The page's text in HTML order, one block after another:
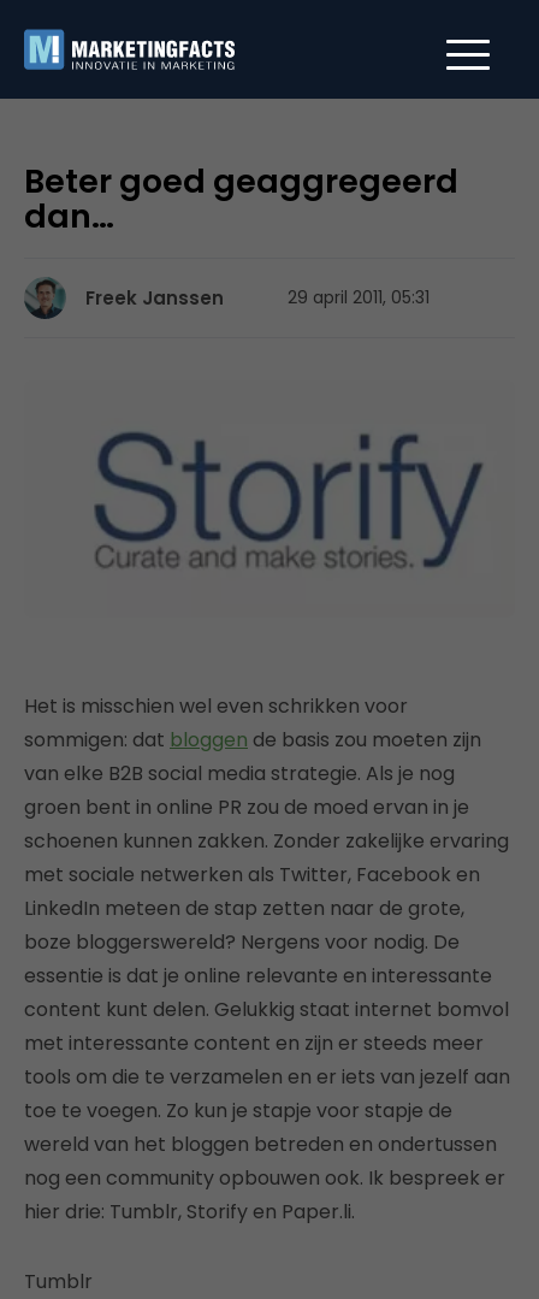
Beter goed geaggregeerd
dan…
Freek Janssen 29 april 2011, 05:31
Het is misschien wel even schrikken voor
sommigen: dat bloggen de basis zou moeten zijn
van elke B2B social media strategie. Als je nog
groen bent in online PR zou de moed ervan in je
schoenen kunnen zakken. Zonder zakelijke ervaring
met sociale netwerken als Twitter, Facebook en
LinkedIn meteen de stap zetten naar de grote,
boze bloggerswereld? Nergens voor nodig. De
essentie is dat je online relevante en interessante
content kunt delen. Gelukkig staat internet bomvol
met interessante content en zijn er steeds meer
tools om die te verzamelen en er iets van jezelf aan
toe te voegen. Zo kun je stapje voor stapje de
wereld van het bloggen betreden en ondertussen
nog een community opbouwen ook. Ik bespreek er
hier drie: Tumblr, Storify en Paper.li.
Tumblr